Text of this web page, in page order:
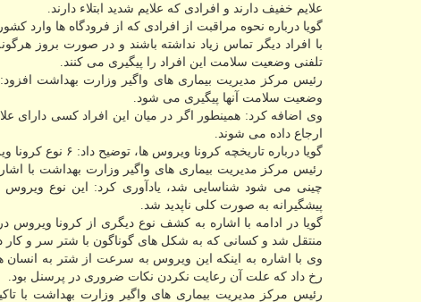
علایم خفیف دارند و افرادی كه علایم شدید ابتلاء دارند.
گویا درباره نحوه مراقبت از افرادی كه از فرودگاه ها وارد
با افراد دیگر تماس زیاد نداشته باشند و در صورت بروز
تلفنی وضعیت سلامت این افراد را پیگیری می كنند.
رئیس مركز مدیریت بیماری های واگیر وزارت بهداشت
وضعیت سلامت آنها پیگیری می شود.
وی اضافه كرد: همینطور اگر در میان این افراد كسی دارای
ارجاع داده می شوند.
گویا درباره تاریخچه كرونا ویروس ها، توضیح داد: ۶ نوع كرونا ویروس وجود دارد كه سبب بیماری در انسان ها می شود.
پیشگیرانه به صورت كلی ناپدید شد.
منتقل شد و كسانی كه به شكل های گوناگون با شتر سر و كار
وی با اشاره به اینكه این ویروس به سرعت از شتر به انسان
رخ داد كه علت آن رعایت نكردن نكات ضروری در پرسنل بود.
رئیس مركز مدیریت بیماری های واگیر وزارت بهداشت با